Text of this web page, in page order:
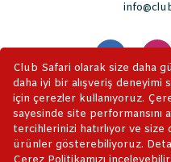
Club Safari olarak size daha
daha iyi bir alışveriş deneyimi
için çerezler kullanıyoruz.
sayesinde site performansını
tercihlerinizi hatırlıyor ve size
ürünler gösterebiliyoruz.